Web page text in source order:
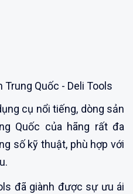
Quốc - Deli Tools
cụ nổi tiếng, dòng sản
Quốc của hãng rất đa
số kỹ thuật, phù hợp với
đã giành được sự ưu ái